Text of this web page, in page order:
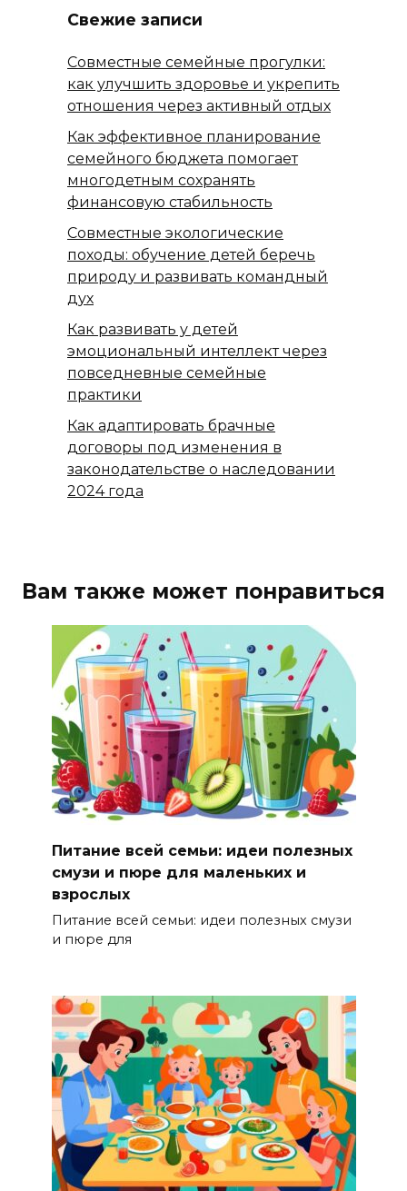
Свежие записи
Совместные семейные прогулки:
как улучшить здоровье и укрепить
отношения через активный отдых
Как эффективное планирование
семейного бюджета помогает
многодетным сохранять
финансовую стабильность
Совместные экологические
походы: обучение детей беречь
природу и развивать командный
дух
Как развивать у детей
эмоциональный интеллект через
повседневные семейные
практики
Как адаптировать брачные
договоры под изменения в
законодательстве о наследовании
2024 года
Вам также может понравиться
Питание всей семьи: идеи полезных
смузи и пюре для маленьких и
взрослых
Питание всей семьи: идеи полезных смузи
и пюре для